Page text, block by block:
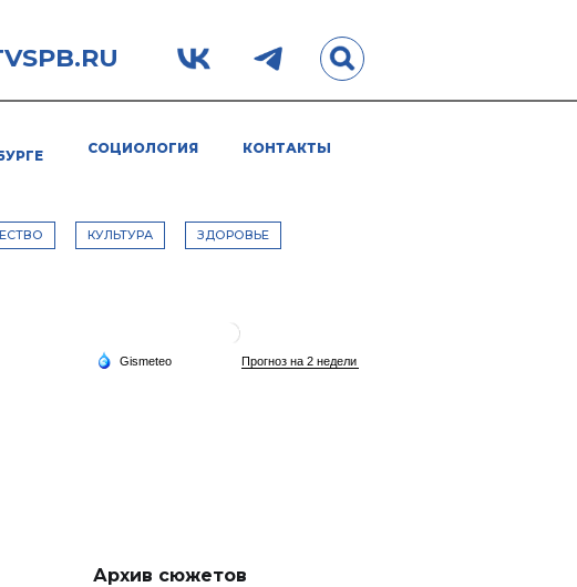
СОЦИОЛОГИЯ КОНТАКТЫ
КУЛЬТУРА ЗДОРОВЬЕ
Архив сюжетов